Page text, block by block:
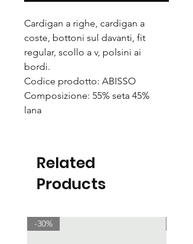
Cardigan a righe, cardigan a
coste, bottoni sul davanti, fit
regular, scollo a v, polsini ai
bordi.
Codice prodotto: ABISSO
Composizione: 55% seta 45%
lana
Related
Products
-30%